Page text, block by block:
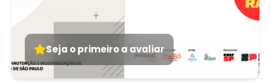
Seja o primeiro a avaliar